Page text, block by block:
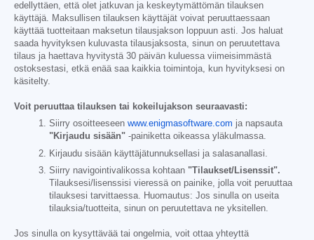
edellyttäen, että olet jatkuvan ja keskeytymättömän tilauksen
käyttäjä. Maksullisen tilauksen käyttäjät voivat peruuttaessaan
käyttää tuotteitaan maksetun tilausjakson loppuun asti. Jos haluat
saada hyvityksen kuluvasta tilausjaksosta, sinun on peruutettava
tilaus ja haettava hyvitystä 30 päivän kuluessa viimeisimmästä
ostoksestasi, etkä enää saa kaikkia toimintoja, kun hyvityksesi on
käsitelty.
Voit peruuttaa tilauksen tai kokeilujakson seuraavasti:
Siirry osoitteeseen www.enigmasoftware.com ja napsauta
"Kirjaudu sisään" -painiketta oikeassa yläkulmassa.
Kirjaudu sisään käyttäjätunnuksellasi ja salasanallasi.
Siirry navigointivalikossa kohtaan "Tilaukset/Lisenssit".
Tilauksesi/lisenssisi vieressä on painike, jolla voit peruuttaa
tilauksesi tarvittaessa. Huomautus: Jos sinulla on useita
tilauksia/tuotteita, sinun on peruutettava ne yksitellen.
Jos sinulla on kysyttävää tai ongelmia, voit ottaa yhteyttä